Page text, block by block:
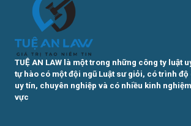
TUỆ AN LAW là một trong những công ty luật
tự hào có một đội ngũ Luật sư giỏi, có trình
uy tín, chuyên nghiệp và có nhiều kinh
vực